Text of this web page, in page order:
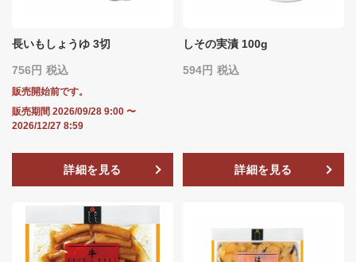
長いもしょうゆ 3切
756 税込
販売開始前です。
販売期間 2026/09/28 9:00 〜
2026/12/27 8:59
詳細を見る
しその実漬 100g
594 税込
詳細を見る